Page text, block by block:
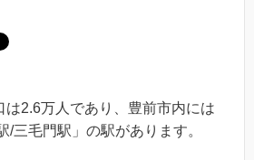
は2.6万人であり、豊前市内には
/三毛門駅」の駅があります。